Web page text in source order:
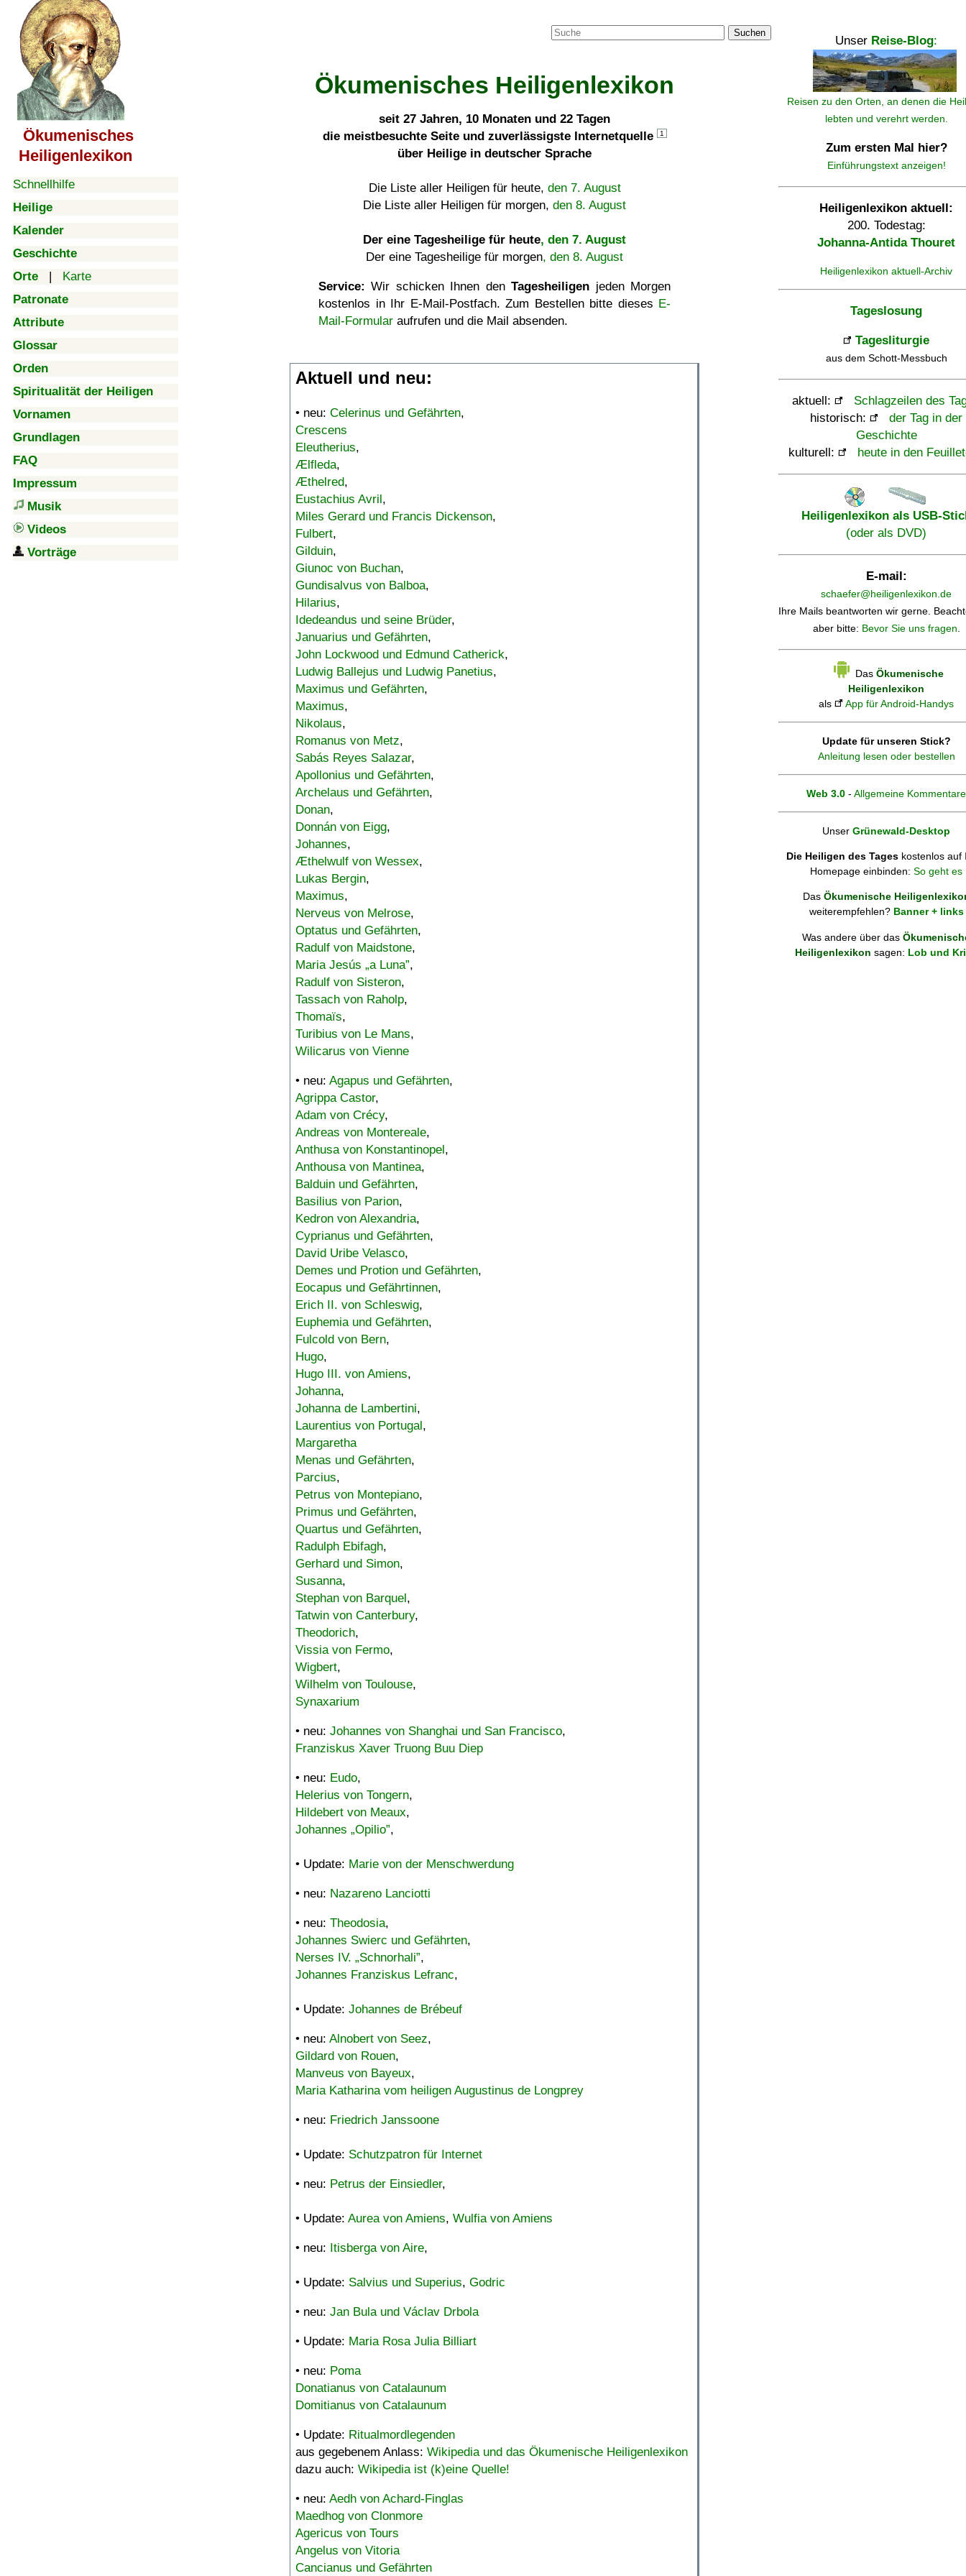
Ökumenisches
Heiligenlexikon
Schnellhilfe
Heilige
Kalender
Geschichte
Orte | Karte
Patronate
Attribute
Glossar
Orden
Spiritualität der Heiligen
Vornamen
Grundlagen
FAQ
Impressum
Musik
Videos
Vorträge
Suchen
Ökumenisches Heiligenlexikon
seit 27 Jahren, 10 Monaten und 22 Tagen
die meistbesuchte Seite und zuverlässigste Internetquelle
1
über Heilige in deutscher Sprache
Die Liste aller Heiligen für heute, den 7. August
Die Liste aller Heiligen für morgen, den 8. August
Der eine Tagesheilige für heute, den 7. August
Der eine Tagesheilige für morgen, den 8. August
Service: Wir schicken Ihnen denTagesheiligen jeden Morgen
kostenlos in Ihr E-Mail-Postfach. Zum Bestellen bitte dieses E-
Mail-Formular aufrufen und die Mail absenden.
Aktuell und neu:
• neu: Celerinus und Gefährten,
Crescens
Eleutherius,
Ælfleda,
Æthelred,
Eustachius Avril,
Miles Gerard und Francis Dickenson,
Fulbert,
Gilduin,
Giunoc von Buchan,
Gundisalvus von Balboa,
Hilarius,
Idedeandus und seine Brüder,
Januarius und Gefährten,
John Lockwood und Edmund Catherick,
Ludwig Ballejus und Ludwig Panetius,
Maximus und Gefährten,
Maximus,
Nikolaus,
Romanus von Metz,
Sabás Reyes Salazar,
Apollonius und Gefährten,
Archelaus und Gefährten,
Donan,
Donnán von Eigg,
Johannes,
Æthelwulf von Wessex,
Lukas Bergin,
Maximus,
Nerveus von Melrose,
Optatus und Gefährten,
Radulf von Maidstone,
Maria Jesús „a Luna”,
Radulf von Sisteron,
Tassach von Raholp,
Thomaïs,
Turibius von Le Mans,
Wilicarus von Vienne
• neu: Agapus und Gefährten,
Agrippa Castor,
Adam von Crécy,
Andreas von Montereale,
Anthusa von Konstantinopel,
Anthousa von Mantinea,
Balduin und Gefährten,
Basilius von Parion,
Kedron von Alexandria,
Cyprianus und Gefährten,
David Uribe Velasco,
Demes und Protion und Gefährten,
Eocapus und Gefährtinnen,
Erich II. von Schleswig,
Euphemia und Gefährten,
Fulcold von Bern,
Hugo,
Hugo III. von Amiens,
Johanna,
Johanna de Lambertini,
Laurentius von Portugal,
Margaretha
Menas und Gefährten,
Parcius,
Petrus von Montepiano,
Primus und Gefährten,
Quartus und Gefährten,
Radulph Ebifagh,
Gerhard und Simon,
Susanna,
Stephan von Barquel,
Tatwin von Canterbury,
Theodorich,
Vissia von Fermo,
Wigbert,
Wilhelm von Toulouse,
Synaxarium
• neu: Johannes von Shanghai und San Francisco,
Franziskus Xaver Truong Buu Diep
• neu: Eudo,
Helerius von Tongern,
Hildebert von Meaux,
Johannes „Opilio”,
• Update: Marie von der Menschwerdung
• neu: Nazareno Lanciotti
• neu: Theodosia,
Johannes Swierc und Gefährten,
Nerses IV. „Schnorhali”,
Johannes Franziskus Lefranc,
• Update: Johannes de Brébeuf
• neu: Alnobert von Seez,
Gildard von Rouen,
Manveus von Bayeux,
Maria Katharina vom heiligen Augustinus de Longprey
• neu: Friedrich Janssoone
• Update: Schutzpatron für Internet
• neu: Petrus der Einsiedler,
• Update: Aurea von Amiens, Wulfia von Amiens
• neu: Itisberga von Aire,
• Update: Salvius und Superius, Godric
• neu: Jan Bula und Václav Drbola
• Update: Maria Rosa Julia Billiart
• neu: Poma
Donatianus von Catalaunum
Domitianus von Catalaunum
• Update: Ritualmordlegenden
aus gegebenem Anlass: Wikipedia und das Ökumenische Heiligenlexikon
dazu auch: Wikipedia ist (k)eine Quelle!
• neu: Aedh von Achard-Finglas
Maedhog von Clonmore
Agericus von Tours
Angelus von Vitoria
Cancianus und Gefährten
Unser Reise-Blog:
Reisen zu den Orten, an denen die
lebten und verehrt werden.
Zum ersten Mal hier?
Einführungstext anzeigen!
Heiligenlexikon aktuell:
200. Todestag:
Johanna-Antida Thouret
Heiligenlexikon aktuell-Archiv
Tageslosung
Tagesliturgie
aus dem Schott-Messbuch
aktuell:
Schlagzeilen des
historisch:
der Tag in der
Geschichte
kulturell:
heute in den
Heiligenlexikon als USB-
(oder als DVD)
E-mail:
schaefer@heiligenlexikon.de
Ihre Mails beantworten wir gerne.
aber bitte: Bevor Sie uns fragen.
Das Ökumenische
Heiligenlexikon
als
App für Android-Handys
Update für unseren Stick?
Anleitung lesen oder bestellen
Web 3.0 - Allgemeine Kommentare
Unser Grünewald-Desktop
Die Heiligen des Tages kostenlos auf
Homepage einbinden: So geht es
Das Ökumenische
weiterempfehlen? Banner + links
Was andere über das
Heiligenlexikon sagen: Lob und